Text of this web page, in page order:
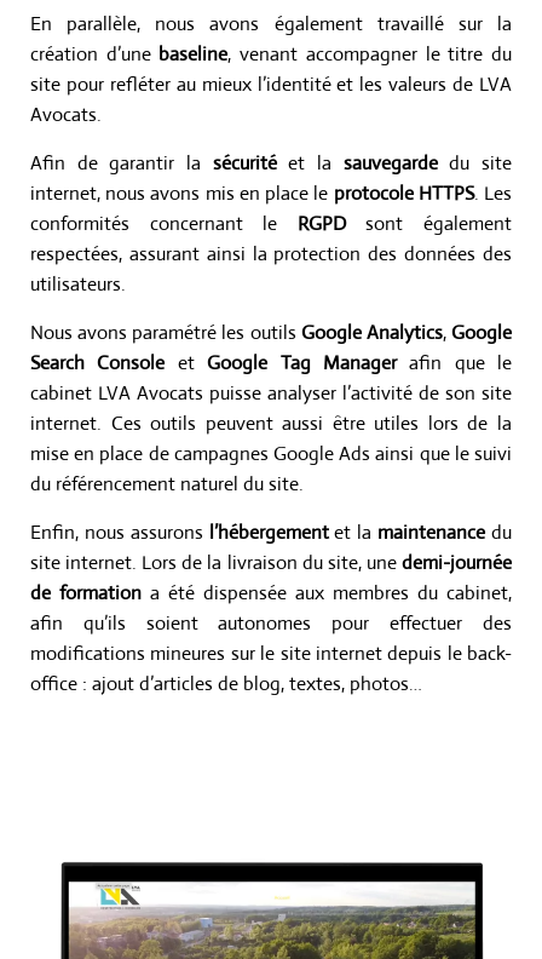
En parallèle, nous avons également travaillé sur la
création d’une baseline, venant accompagner le titre du
site pour refléter au mieux l’identité et les valeurs de LVA
Avocats.
Afin de garantir la sécuritéet la sauvegardedu site
internet, nous avons mis en place le protocole HTTPS. Les
conformités concernant le RGPDsont également
respectées, assurant ainsi la protection des données des
utilisateurs.
Nous avons paramétré les outils Google Analytics,Google
Search Console etGoogle Tag Managerafin que le
cabinet LVA Avocats puisse analyser l’activité de son site
internet. Ces outils peuvent aussi être utiles lors de la
mise en place decampagnes Google Ads ainsi que le suivi
du référencement naturel du site.
Enfin, nous assurons l’hébergementet la maintenance du
site internet. Lors de la livraison du site, unedemi-journée
de formation a été dispensée aux membres du cabinet,
afin qu’ils soient autonomes pour effectuer des
modifications mineures sur le site internet depuis le back-
office : ajout d’articles de blog, textes, photos…